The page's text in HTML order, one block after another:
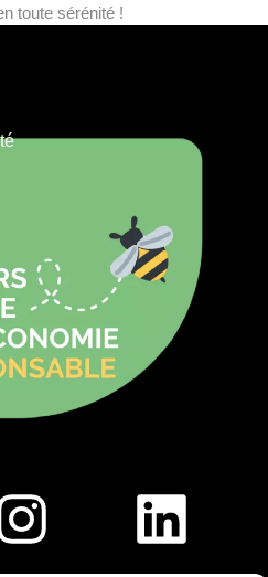
toute sérénité !